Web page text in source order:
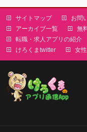
サイトマップ お問
アーカイブ一覧
無
転職・求人アプリの紹介
けろくまtwitter
女